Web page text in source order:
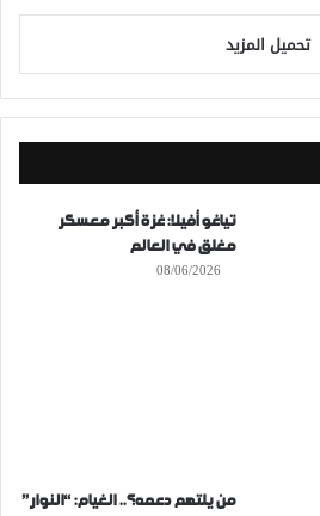
تحميل المزيد
تياغو أفيلا: غزة أكبر معسكر
مغلق في العالم
08/06/2026
من يلتهم دعمه؟.. الغيام: “النوار”